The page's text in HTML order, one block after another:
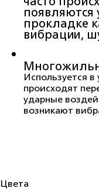
прокладке
вибрации,
Используется
происходят
ударные
возникают
Цвета